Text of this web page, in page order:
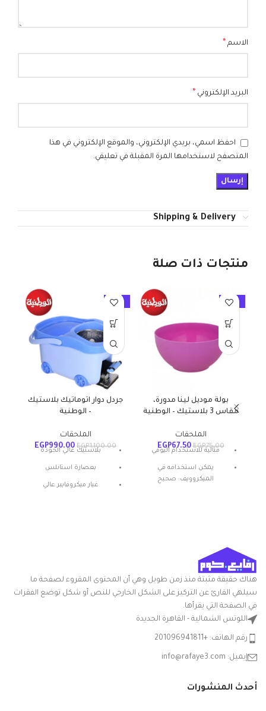
الاسم *
البريد الإلكتروني *
احفظ اسمي، بريدي الإلكتروني، والموقع الإلكتروني في هذا
المتصفح لاستخدامها المرة المقبلة في تعليقي.
Shipping & Delivery
منتجات ذات صلة
-10%
بولة موديل لينا مدورة،
مقاس 3 بلاستيك – الوطنية
الملحقات
EGP75.00
EGP67.50
مثالية للاستخدام اليومي
يمكن استخدامه في
الميكروويف: صحيح
-10%
جردل دوار اتوماتيك بلاستيك
– الوطنية
الملحقات
EGP1,100.00
EGP990.00
بلاستيك عالي الجودة
بعصارة استانلس
غيار ميكروفايبر عالي
هناك حقيقة مثبتة منذ زمن طويل وهي أن المحتوى المقروء لصفحة ما
سيلهي القارئ عن التركيز على الشكل الخارجي للنص أو شكل توضع الفقرات
في الصفحة التي يقرأها.
اللوتس الشمالية - القاهرة الجديدة
رقم الهاتف: +201096941811
إيميل: info@rafaye3.com
أحدث المنشورات